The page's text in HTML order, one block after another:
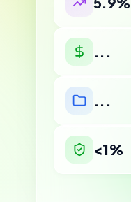
...
...
<1%